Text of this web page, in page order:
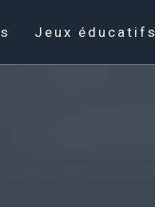
Jeux éducatifs